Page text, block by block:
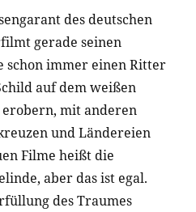
des deutschen
gerade seinen
schon immer einen Ritter
auf dem weißen
mit anderen
und Ländereien
Filme heißt die
aber das ist egal.
des Traumes